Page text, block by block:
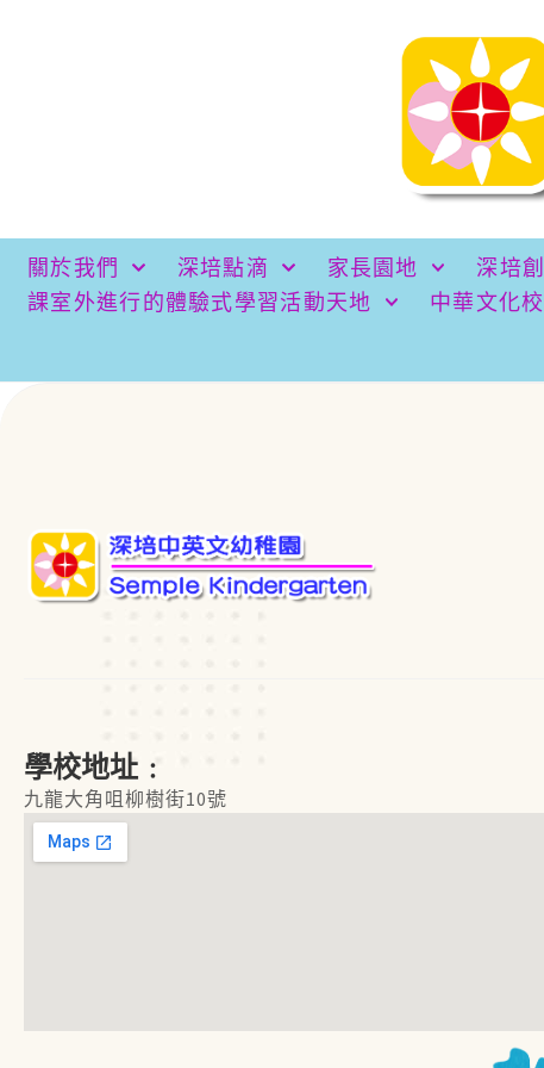
關於我們 深培點滴 家長園地 深培
課室外進行的體驗式學習活動天地
中華文化
學校地址﹕
九龍大角咀柳樹街10號